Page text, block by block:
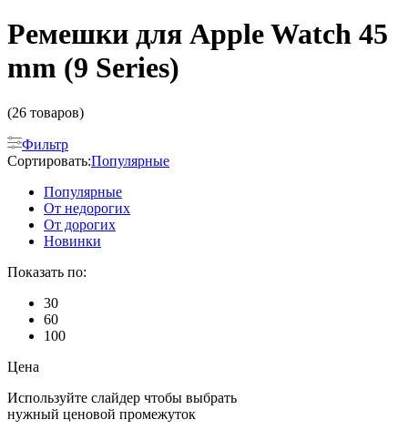
Ремешки для Apple Watch 45
mm (9 Series)
(26 товаров)
Фильтр
Сортировать:Популярные
Популярные
От недорогих
От дорогих
Новинки
Показать по:
30
60
100
Цена
Используйте слайдер чтобы выбрать
нужный ценовой промежуток